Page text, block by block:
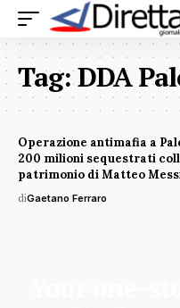
Tag:DDA
Operazione antimafia a
200 milioni sequestrati
patrimonio di Matteo
diGaetano Ferraro